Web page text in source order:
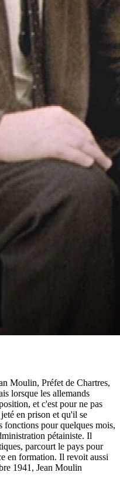
Moulin, Préfet de Chartres,
lorsque les allemands
et c'est pour ne pas
en prison et qu'il se
fonctions pour quelques mois,
pétainiste. Il
parcourt le pays pour
en formation. Il revoit aussi
1941, Jean Moulin